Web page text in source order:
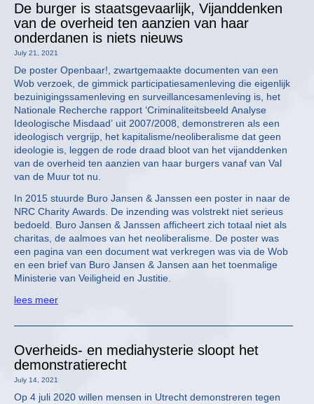
De burger is staatsgevaarlijk, Vijanddenken
van de overheid ten aanzien van haar
onderdanen is niets nieuws
July 21, 2021
De poster Openbaar!, zwartgemaakte documenten van een
Wob verzoek, de gimmick participatiesamenleving die eigenlijk
bezuinigingssamenleving en surveillancesamenleving is, het
Nationale Recherche rapport ‘Criminaliteitsbeeld Analyse
Ideologische Misdaad’ uit 2007/2008, demonstreren als een
ideologisch vergrijp, het kapitalisme/neoliberalisme dat geen
ideologie is, leggen de rode draad bloot van het vijanddenken
van de overheid ten aanzien van haar burgers vanaf van Val
van de Muur tot nu.
In 2015 stuurde Buro Jansen & Janssen een poster in naar de
NRC Charity Awards. De inzending was volstrekt niet serieus
bedoeld. Buro Jansen & Janssen afficheert zich totaal niet als
charitas, de aalmoes van het neoliberalisme. De poster was
een pagina van een document wat verkregen was via de Wob
en een brief van Buro Jansen & Jansen aan het toenmalige
Ministerie van Veiligheid en Justitie.
lees meer
Overheids- en mediahysterie sloopt het
demonstratierecht
July 14, 2021
Op 4 juli 2020 willen mensen in Utrecht demonstreren tegen